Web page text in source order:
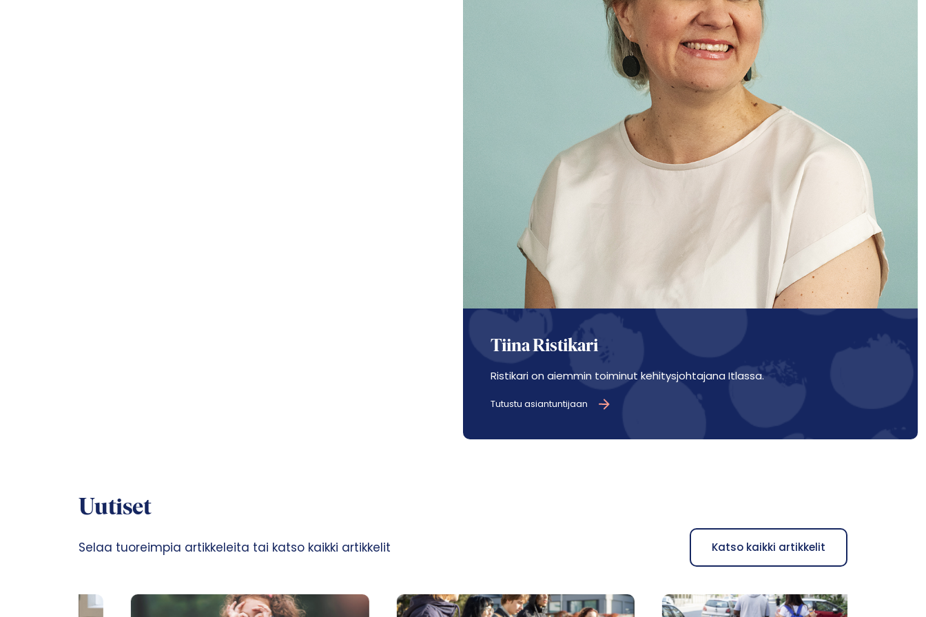
Tiina Ristikari
Ristikari on aiemmin toiminut kehitysjohtajana Itlassa.
Tutustu asiantuntijaan
Uutiset
Selaa tuoreimpia artikkeleita tai katso kaikki artikkelit Katso kaikki artikkelit